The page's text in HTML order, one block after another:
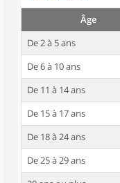
Âge
De 2 à 5 ans
De 6 à 10 ans
De 11 à 14 ans
De 15 à 17 ans
De 18 à 24 ans
De 25 à 29 ans